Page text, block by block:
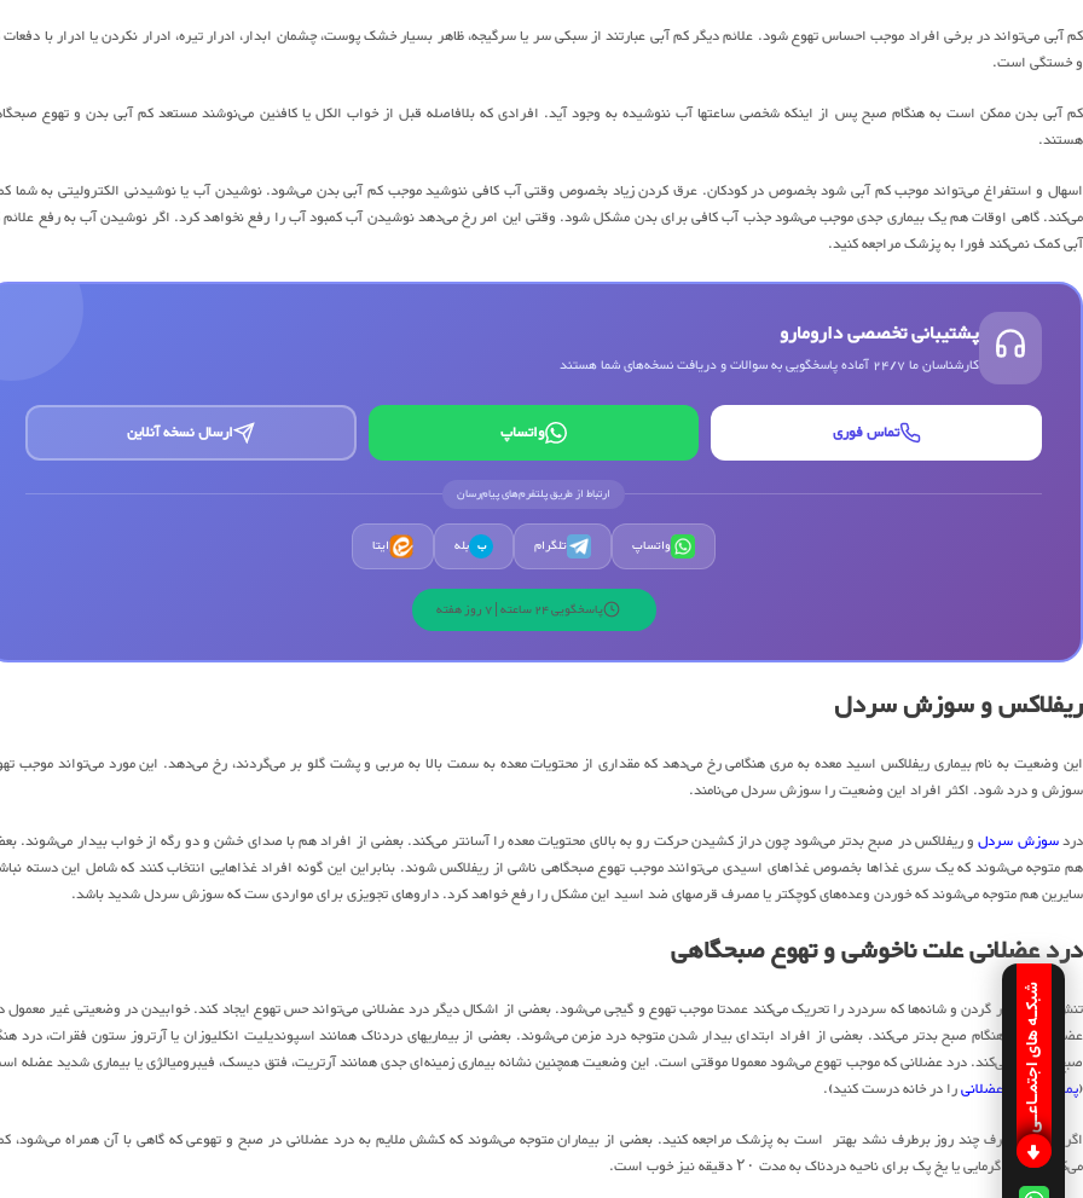
کم آبی می‌تواند در برخی افراد موجب احساس تهوع شود. علائم دیگر کم آبی عبارتند از سبکی سر یا سرگیجه، ظاهر بسیار خشک پوست، چشمان ابدار، ادرار تیره، ادرار نکردن یا ادرار با
و خستگی است.
کم آبی بدن ممکن است به هنگام صبح پس از اینکه شخصی ساعتها آب ننوشیده به وجود آید. افرادی که بلافاصله قبل از خواب الکل یا کافئین می‌نوشند مستعد کم آبی بدن و تهوع
هستند.
اسهال و استفراغ می‌تواند موجب کم آبی شود بخصوص در کودکان. عرق کردن زیاد بخصوص وقتی آب کافی ننوشید موجب کم آبی بدن می‌شود. نوشیدن آب یا نوشیدنی الکترولیتی به شما
می‌کند. گاهی اوقات هم یک بیماری جدی موجب می‌شود جذب آب کافی برای بدن مشکل شود. وقتی این امر رخ می‌دهد نوشیدن آب کمبود آب را رفع نخواهد کرد. اگر نوشیدن آب به رفع
آبی کمک نمی‌کند فورا به پزشک مراجعه کنید.
پشتیبانی تخصصی دارومارو
کارشناسان ما 24/7 آماده پاسخگویی به سوالات و دریافت نسخه‌های شما هستند
تماس فوری واتساپ ارسال نسخه آنلاین
ارتباط از طریق پلتفرم‌های پیام‌رسان
واتساپ تلگرام ب بله ایتا
پاسخگویی 24 ساعته | 7 روز هفته
ریفلاکس و سوزش سردل
این وضعیت به نام بیماری ریفلاکس اسید معده به مری هنگامی رخ می‌دهد که مقداری از محتویات معده به سمت بالا به مربی و پشت گلو بر می‌گردند، رخ می‌دهد. این مورد می‌تواند موجب
سوزش و درد شود. اکثر افراد این وضعیت را سوزش سردل می‌نامند.
دردسوزش سردلو ریفلاکس در صبح بدتر می‌شود چون دراز کشیدن حرکت رو به بالای محتویات معده را آسانتر می‌کند. بعضی از افراد هم با صدای خشن و دو رگه از خواب بیدار می‌شوند.
هم متوجه می‌شوند که یک سری غذاها بخصوص غذاهای اسیدی می‌توانند موجب تهوع صبحگاهی ناشی از ریفلاکس شوند. بنابراین این گونه افراد غذاهایی انتخاب کنند که شامل این دسته
سایرین هم متوجه می‌شوند که خوردن وعده‌های کوچکتر یا مصرف قرصهای ضد اسید این مشکل را رفع خواهد کرد. داروهای تجویزی برای مواردی ست که سوزش سردل شدید باشد.
درد عضلانی علت ناخوشی و تهوع صبحگاهی
تنش عضلات در گردن و شانه‌ها که سردرد را تحریک می‌کند عمدتا موجب تهوع و گیجی می‌شود. بعضی از اشکال دیگر درد عضلانی می‌تواند حس تهوع ایجاد کند. خوابیدن در وضعیتی غیر معمول
عضلانی را به هنگام صبح بدتر می‌کند. بعضی از افراد ابتدای بیدار شدن متوجه درد مزمن می‌شوند. بعضی از بیماریهای دردناک همانند اسپوندیلیت انکلیوزان یا آرتروز ستون فقرات، درد
صبح را بدتر می‌کند. درد عضلانی که موجب تهوع می‌شود معمولا موقتی است. این وضعیت همچنین نشانه بیماری زمینه‌ای جدی همانند آرتریت، فتق دیسک، فیبرومیالژی یا بیماری شدید عضله
(پماد ضد درد عضلانیرا در خانه درست کنید).
اگر این درد ظرف چند روز برطرف نشد بهتر است به پزشک مراجعه کنید. بعضی از بیماران متوجه می‌شوند که کشش ملایم به درد عضلانی در صبح و تهوعی که گاهی با آن همراه می‌شود،
می‌کند. یک پد گرمایی یا یخ پک برای ناحیه دردناک به مدت ۲۰ دقیقه نیز خوب است.
شبکـه های اجتمـاعـی